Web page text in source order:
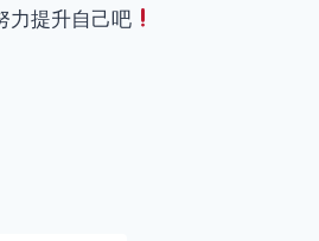
力提升自己吧